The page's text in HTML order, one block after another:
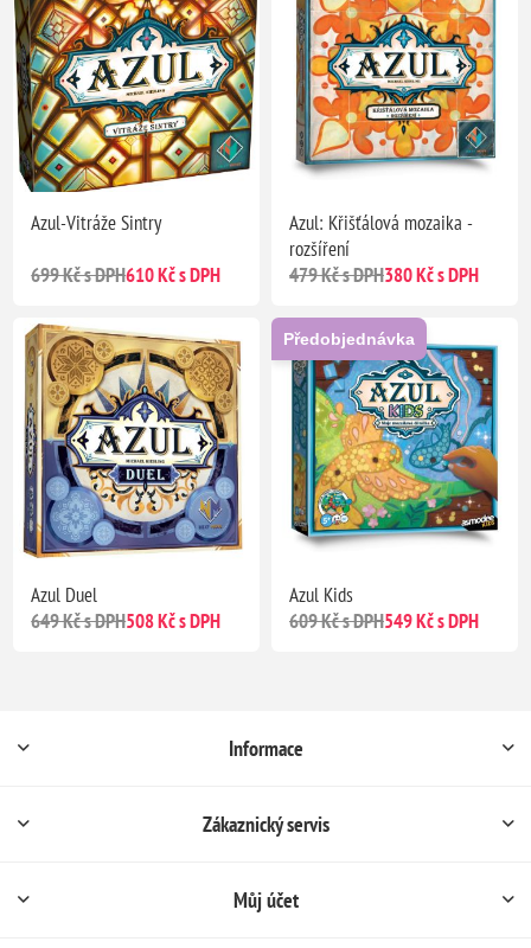
Azul-Vitráže Sintry
699 Kč s DPH610 Kč s DPH
Azul: Křišťálová mozaika -
rozšíření
479 Kč s DPH380 Kč s DPH
Azul Duel
649 Kč s DPH508 Kč s DPH
Předobjednávka
Azul Kids
609 Kč s DPH549 Kč s DPH
Informace
Zákaznický servis
Můj účet